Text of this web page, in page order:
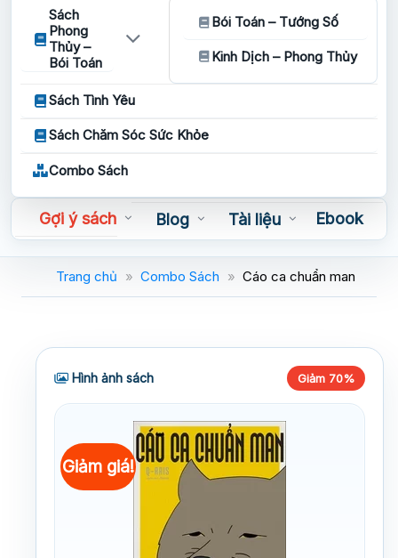
Sách
Phong
Thủy –
Bói Toán
Bói Toán – Tướng Số
Kinh Dịch – Phong Thủy
Sách Tình Yêu
Sách Chăm Sóc Sức Khỏe
Combo Sách
Gợi ý sách Blog Tài liệu
Ebook
Sách nói
Trang chủ » Combo Sách » Cáo ca chuẩn man
Hình ảnh sách Giảm 70%
Giảm giá!